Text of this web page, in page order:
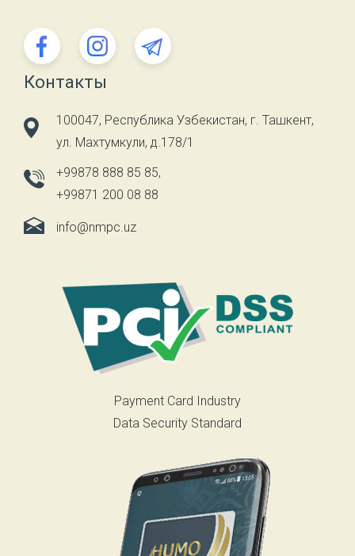
Контакты
100047, Республика Узбекистан, г. Ташкент,
ул. Махтумкули, д.178/1
+99878 888 85 85,
+99871 200 08 88
info@nmpc.uz
Payment Card Industry
Data Security Standard